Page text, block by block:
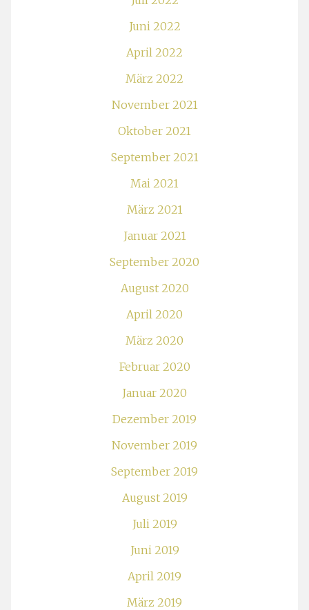
Juni 2022
April 2022
März 2022
November 2021
Oktober 2021
September 2021
Mai 2021
März 2021
Januar 2021
September 2020
August 2020
April 2020
März 2020
Februar 2020
Januar 2020
Dezember 2019
November 2019
September 2019
August 2019
Juli 2019
Juni 2019
April 2019
März 2019